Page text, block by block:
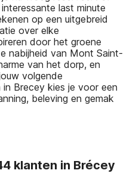
last minute
op een uitgebreid
over elke
door het groene
nabijheid van Mont Saint-
van het dorp, en
volgende
Brecey kies je voor een
beleving en gemak
klanten in Brécey